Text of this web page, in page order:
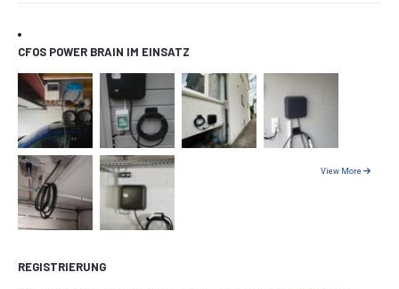
CFOS POWER BRAIN IM EINSATZ
View More
REGISTRIERUNG